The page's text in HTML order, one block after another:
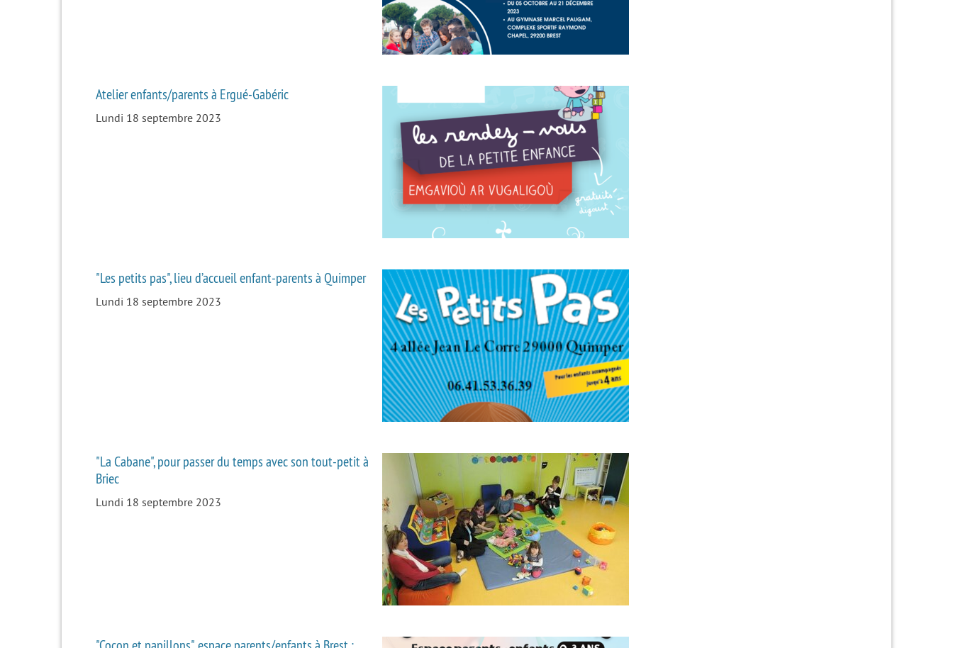
Atelier enfants/parents à Ergué-Gabéric
Lundi 18 septembre 2023
"Les petits pas", lieu d’accueil enfant-parents à Quimper
Lundi 18 septembre 2023
"La Cabane", pour passer du temps avec son tout-petit à
Briec
Lundi 18 septembre 2023